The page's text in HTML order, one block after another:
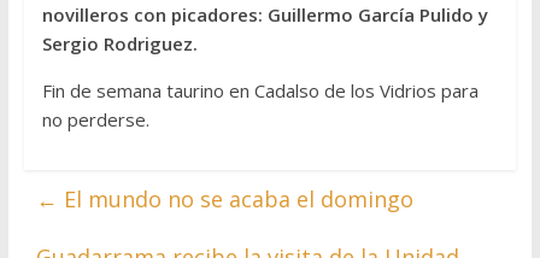
novilleros con picadores: Guillermo García Pulido y
Sergio Rodriguez.
Fin de semana taurino en Cadalso de los Vidrios para
no perderse.
← El mundo no se acaba el domingo